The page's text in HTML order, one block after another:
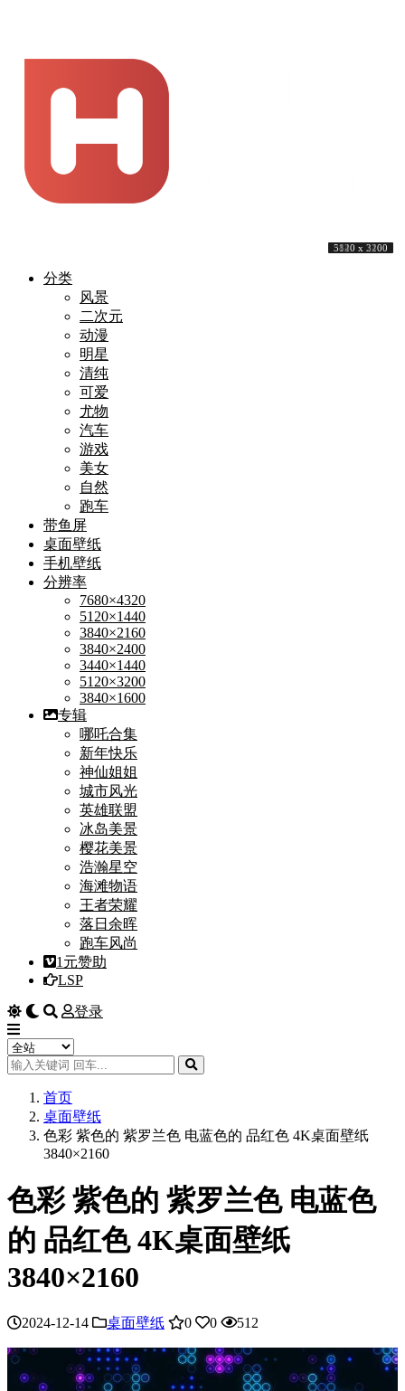
分类
风景
二次元
动漫
明星
清纯
可爱
尤物
汽车
游戏
美女
自然
跑车
带鱼屏
桌面壁纸
手机壁纸
分辨率
7680×4320
5120×1440
3840×2160
3840×2400
3440×1440
5120×3200
3840×1600
专辑
哪吒合集
新年快乐
神仙姐姐
城市风光
英雄联盟
冰岛美景
樱花美景
浩瀚星空
海滩物语
王者荣耀
落日余晖
跑车风尚
1元赞助
LSP
登录
首页
桌面壁纸
色彩 紫色的 紫罗兰色 电蓝色的 品红色 4K桌面壁纸
3840×2160
色彩 紫色的 紫罗兰色 电蓝色
的 品红色 4K桌面壁纸
3840×2160
2024-12-14 桌面壁纸 0 0 512
3840 x 2160
3840 x 2160
7000 x 4333
3944 x 2184
5824 x 3264
3840 x 2160
3840 x 2160
5120 x 3200
3840 x 2400
5120 x 3200